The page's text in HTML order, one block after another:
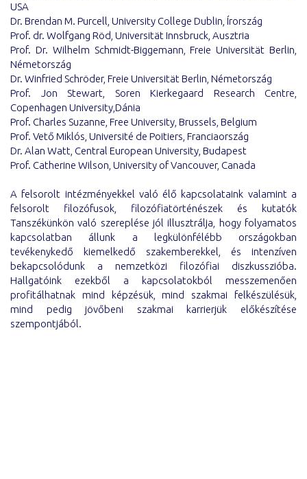
USA
Dr. Brendan M. Purcell, University College Dublin, Írország
Prof. dr. Wolfgang Röd, Universität Innsbruck, Ausztria
Prof. Dr. Wilhelm Schmidt-Biggemann, Freie Universität Berlin,
Németország
Dr. Winfried Schröder, Freie Universität Berlin, Németország
Prof. Jon Stewart, Soren Kierkegaard Research Centre,
Copenhagen University,Dánia
Prof. Charles Suzanne, Free University, Brussels, Belgium
Prof. Vető Miklós, Université de Poitiers, Franciaország
Dr. Alan Watt, Central European University, Budapest
Prof. Catherine Wilson, University of Vancouver, Canada
A felsorolt intézményekkel való élő kapcsolataink valamint a
felsorolt filozófusok, filozófiatörténészek és kutatók
Tanszékünkön való szereplése jól illusztrálja, hogy folyamatos
kapcsolatban állunk a legkülönfélébb országokban
tevékenykedő kiemelkedő szakemberekkel, és intenzíven
bekapcsolódunk a nemzetközi filozófiai diszkusszióba.
Hallgatóink ezekből a kapcsolatokból messzemenően
profitálhatnak mind képzésük, mind szakmai felkészülésük,
mind pedig jövőbeni szakmai karrierjük előkészítése
szempontjából.